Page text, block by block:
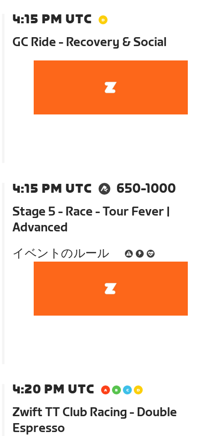
4:15 PM UTC
GC Ride - Recovery & Social
4:15 PM UTC
650-1000
Stage 5 - Race - Tour Fever |
Advanced
イベントのルール
4:20 PM UTC
Zwift TT Club Racing - Double
Espresso